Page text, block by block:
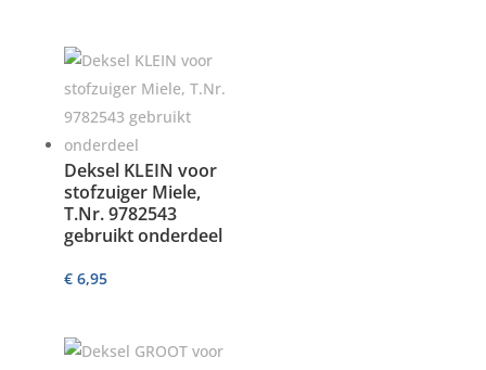
Deksel KLEIN voor
stofzuiger Miele,
T.Nr. 9782543
gebruikt onderdeel
€6,95